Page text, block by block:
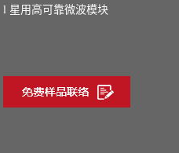
l 星用高可靠微波模块